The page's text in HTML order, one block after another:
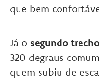
que bem
Já o segundo trecho
320 degraus
quem subiu de